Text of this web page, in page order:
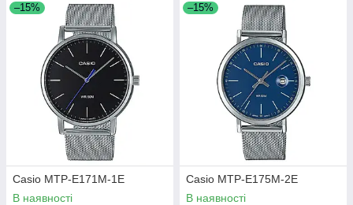
–15%
Casio MTP-E171M-1E
В наявності
–15%
Casio MTP-E175M-2E
В наявності